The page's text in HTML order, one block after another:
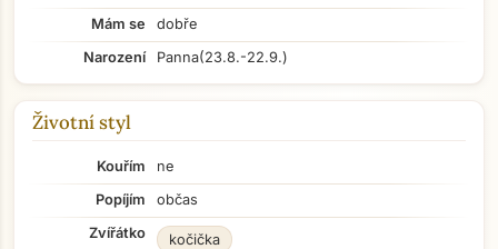
Mám se
dobře
Narození
Panna(23.8.-22.9.)
Životní styl
Kouřím
ne
Popíjím
občas
Zvířátko
kočička